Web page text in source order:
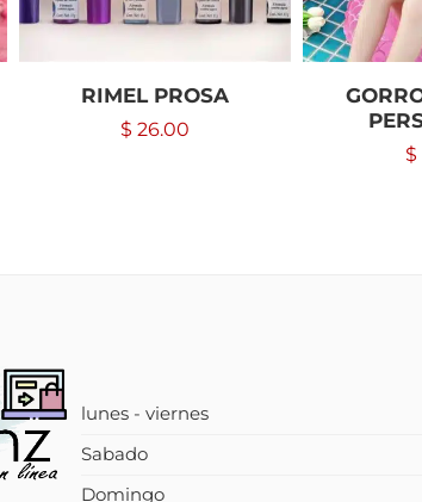
RIMEL PROSA
$ 26.00
$
lunes - viernes
Sabado
Domingo